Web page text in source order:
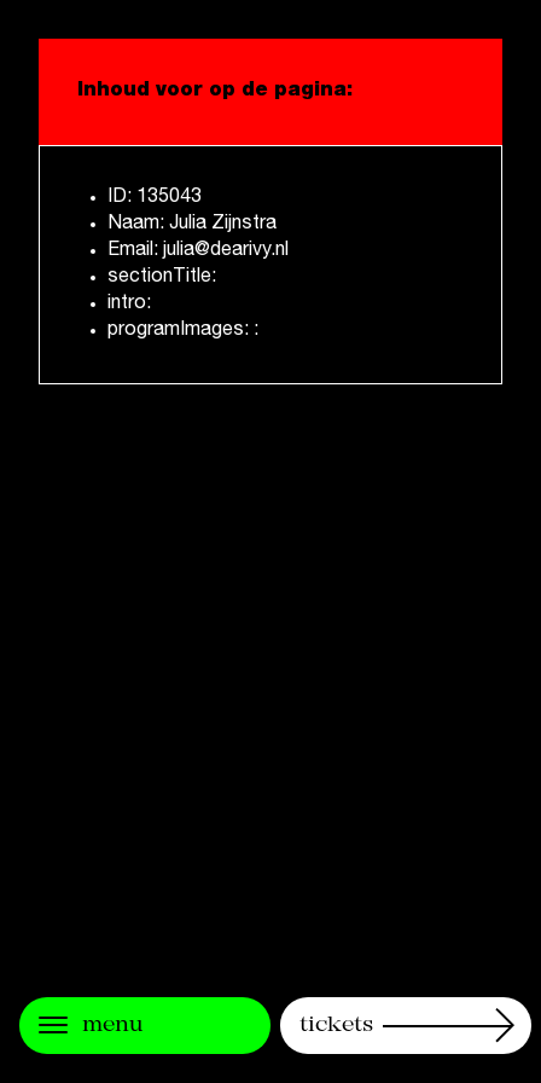
Inhoud voor op de pagina:
ID: 135043
Naam: Julia Zijnstra
Email: julia@dearivy.nl
sectionTitle:
intro:
programImages: :
menu tickets